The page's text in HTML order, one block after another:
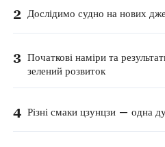
2 Дослідимо судно на нових
3 Початкові наміри та
зелений розвиток
4 Різні смаки цзунцзи — одна